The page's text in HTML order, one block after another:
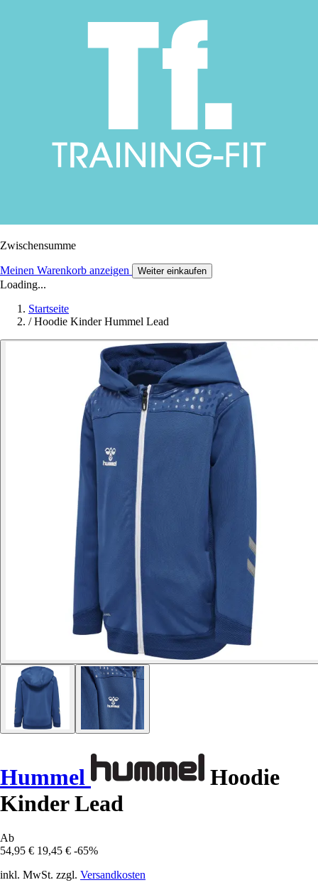
Zwischensumme
Meinen Warenkorb anzeigen Weiter einkaufen
Loading...
Startseite
/ Hoodie Kinder Hummel Lead
Hummel
Hoodie
Kinder Lead
Ab
54,95 € 19,45 € -65%
inkl. MwSt. zzgl. Versandkosten